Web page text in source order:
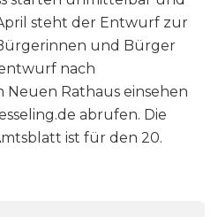
April steht der Entwurf zur
und Bürger
nach
Rathaus einsehen
abrufen. Die
ist für den 20.